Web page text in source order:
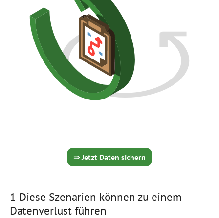
⇒ Jetzt Daten sichern
1 Diese Szenarien können zu einem
Datenverlust führen